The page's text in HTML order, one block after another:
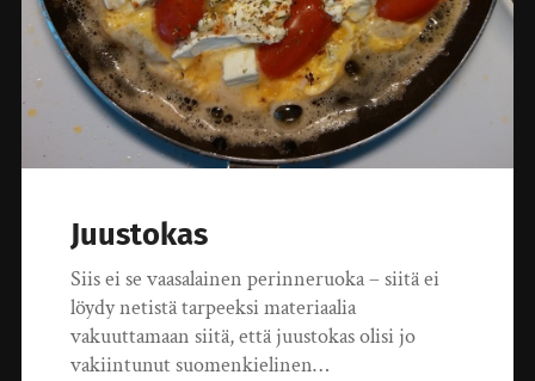
Juustokas
Siis ei se vaasalainen perinneruoka – siitä ei
löydy netistä tarpeeksi materiaalia
vakuuttamaan siitä, että juustokas olisi jo
vakiintunut suomenkielinen…